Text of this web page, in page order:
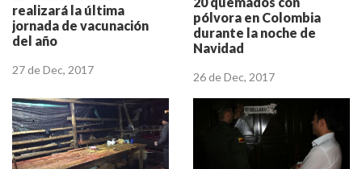
realizará la última
jornada de vacunación
del año
27 de Dec, 2017
pólvora en Colombia
durante la noche de
Navidad
26 de Dec, 2017